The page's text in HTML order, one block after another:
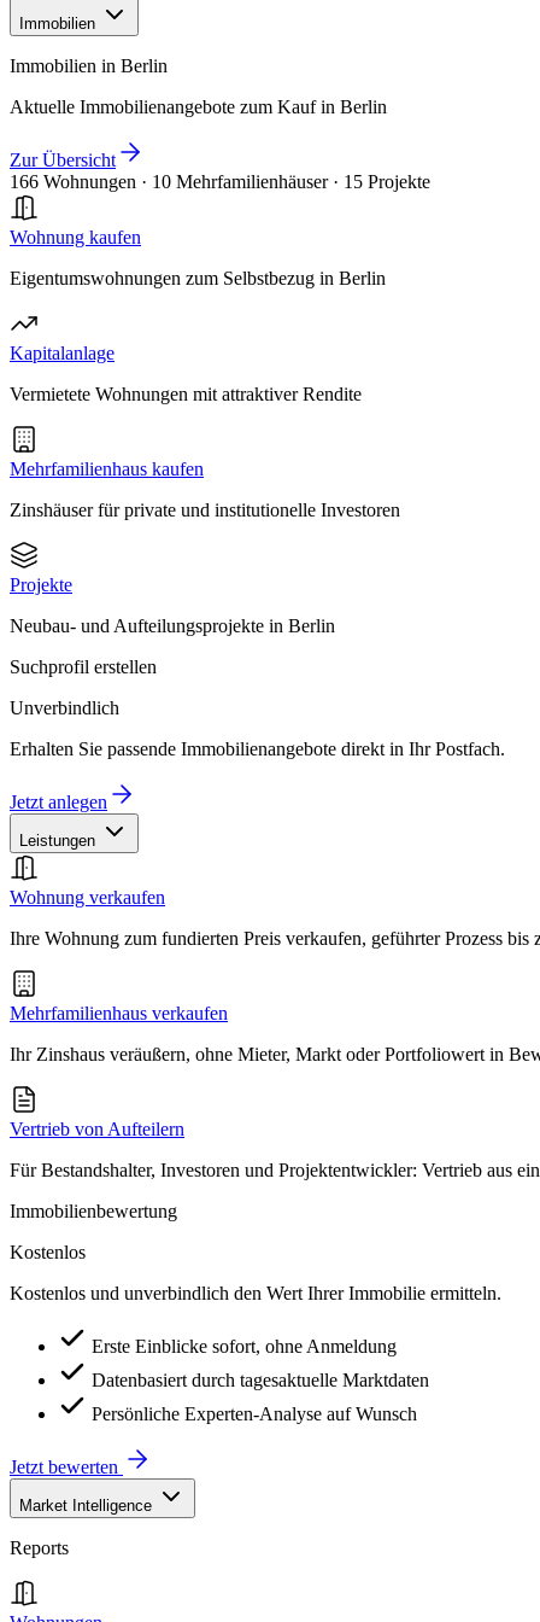
Immobilien
Immobilien in Berlin
Aktuelle Immobilienangebote zum Kauf in Berlin
Zur Übersicht
166 Wohnungen · 10 Mehrfamilienhäuser · 15 Projekte
Wohnung kaufen
Eigentumswohnungen zum Selbstbezug in Berlin
Kapitalanlage
Vermietete Wohnungen mit attraktiver Rendite
Mehrfamilienhaus kaufen
Zinshäuser für private und institutionelle Investoren
Projekte
Neubau- und Aufteilungsprojekte in Berlin
Suchprofil erstellen
Unverbindlich
Erhalten Sie passende Immobilienangebote direkt in Ihr Postfach.
Jetzt anlegen
Leistungen
Wohnung verkaufen
Ihre Wohnung zum fundierten Preis verkaufen, geführter Prozess bis
Mehrfamilienhaus verkaufen
Ihr Zinshaus veräußern, ohne Mieter, Markt oder Portfoliowert in
Vertrieb von Aufteilern
Für Bestandshalter, Investoren und Projektentwickler: Vertrieb aus
Immobilienbewertung
Kostenlos
Kostenlos und unverbindlich den Wert Ihrer Immobilie ermitteln.
Erste Einblicke sofort, ohne Anmeldung
Datenbasiert durch tagesaktuelle Marktdaten
Persönliche Experten-Analyse auf Wunsch
Jetzt bewerten
Market Intelligence
Reports